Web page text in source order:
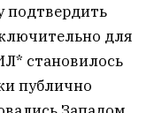
подтвердить
для
становилось
публично